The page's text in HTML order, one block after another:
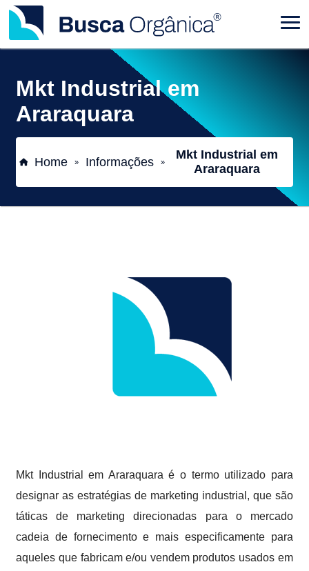
Mkt Industrial em
Araraquara
Home » Informações »
Mkt Industrial em
Araraquara
Mkt Industrial em Araraquara é o termo utilizado para
designar as estratégias de marketing industrial, que são
táticas de marketing direcionadas para o mercado
cadeia de fornecimento e mais especificamente para
aqueles que fabricam e/ou vendem produtos usados em